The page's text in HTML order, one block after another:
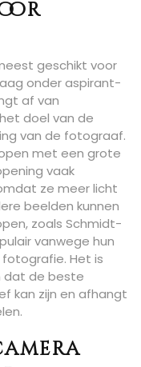
geschikt voor
onder aspirant-
af van
doel van de
van de fotograaf.
met een grote
vaak
ze meer licht
beelden kunnen
zoals Schmidt-
vanwege hun
Het is
dat de beste
kan zijn en afhangt